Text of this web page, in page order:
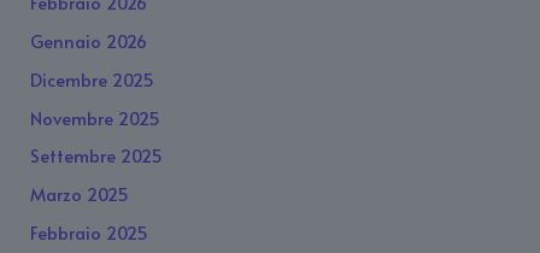
Gennaio 2026
Dicembre 2025
Novembre 2025
Settembre 2025
Marzo 2025
Febbraio 2025